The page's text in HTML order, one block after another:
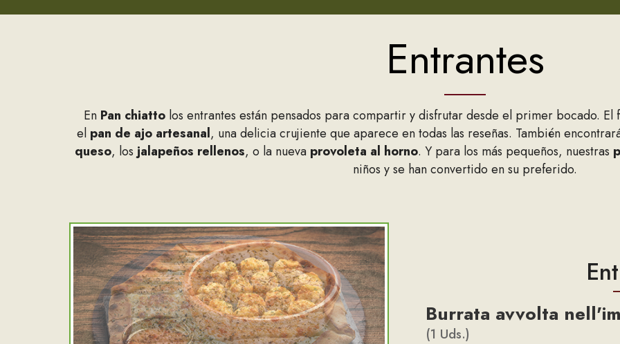
Entrantes
En Pan chiattolos entrantes están pensados para compartir y disfrutar desde el primer bocado.
el pan de ajo artesanal, una delicia crujiente que aparece en todas las reseñas. También
queso, los jalapeños rellenos, o la nueva provoleta al horno. Y para los más pequeños, nuestras
niños y se han convertido en su preferido.
Burrata avvolta
(1 Uds.)